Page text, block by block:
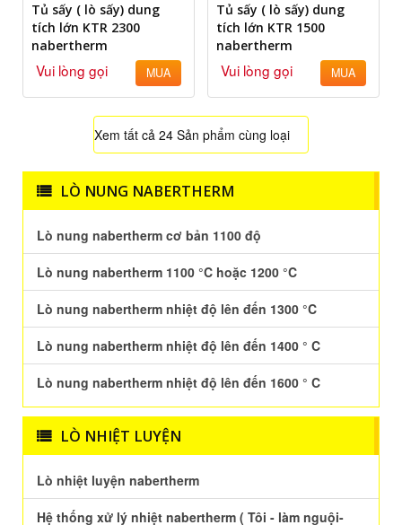
Tủ sấy ( lò sấy) dung
tích lớn KTR 2300
nabertherm
Vui lòng gọi MUA
Tủ sấy ( lò sấy) dung
tích lớn KTR 1500
nabertherm
Vui lòng gọi MUA
Xem tất cả 24 Sản phẩm cùng loại
LÒ NUNG NABERTHERM
Lò nung nabertherm cơ bản 1100 độ
Lò nung nabertherm 1100 °C hoặc 1200 °C
Lò nung nabertherm nhiệt độ lên đến 1300 °C
Lò nung nabertherm nhiệt độ lên đến 1400 ° C
Lò nung nabertherm nhiệt độ lên đến 1600 ° C
LÒ NHIỆT LUYỆN
Lò nhiệt luyện nabertherm
Hệ thống xử lý nhiệt nabertherm ( Tôi - làm nguội-